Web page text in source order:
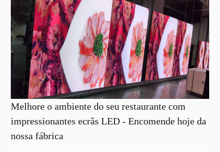
Melhore o ambiente do seu restaurante com
impressionantes ecrãs LED - Encomende hoje da
nossa fábrica